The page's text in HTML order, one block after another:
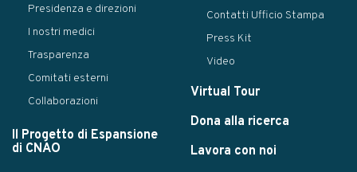
Presidenza e direzioni
I nostri medici
Trasparenza
Comitati esterni
Collaborazioni
Il Progetto di Espansione
di CNAO
Contatti Ufficio Stampa
Press Kit
Video
Virtual Tour
Dona alla ricerca
Lavora con noi